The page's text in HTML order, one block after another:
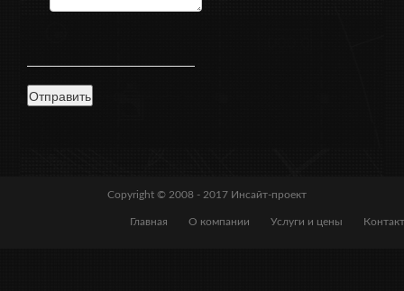
Copyright © 2008 - 2017 Инсайт-проект
Главная О компании Услуги и цены